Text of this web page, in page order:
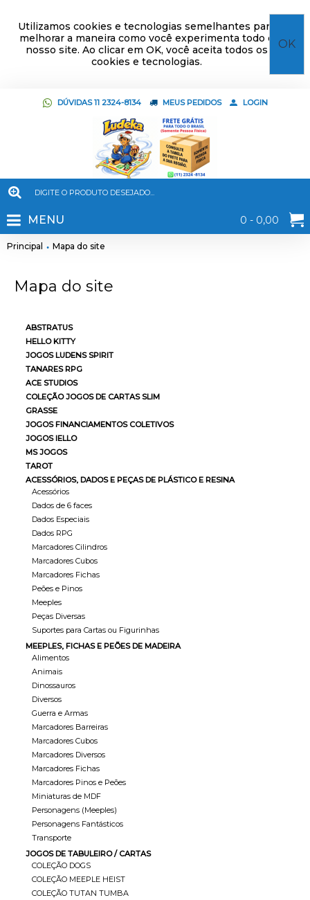
Utilizamos cookies e tecnologias semelhantes para
melhorar a maneira como você experimenta todo o
nosso site. Ao clicar em OK, você aceita todos os
cookies e tecnologias.
OK
DÚVIDAS 11 2324-8134 MEUS PEDIDOS LOGIN
0 - 0,00
MENU
Principal Mapa do site
Mapa do site
ABSTRATUS
HELLO KITTY
JOGOS LUDENS SPIRIT
TANARES RPG
ACE STUDIOS
COLEÇÃO JOGOS DE CARTAS SLIM
GRASSE
JOGOS FINANCIAMENTOS COLETIVOS
JOGOS IELLO
MS JOGOS
TAROT
ACESSÓRIOS, DADOS E PEÇAS DE PLÁSTICO E RESINA
Acessórios
Dados de 6 faces
Dados Especiais
Dados RPG
Marcadores Cilindros
Marcadores Cubos
Marcadores Fichas
Peões e Pinos
Meeples
Peças Diversas
Suportes para Cartas ou Figurinhas
MEEPLES, FICHAS E PEÕES DE MADEIRA
Alimentos
Animais
Dinossauros
Diversos
Guerra e Armas
Marcadores Barreiras
Marcadores Cubos
Marcadores Diversos
Marcadores Fichas
Marcadores Pinos e Peões
Miniaturas de MDF
Personagens (Meeples)
Personagens Fantásticos
Transporte
JOGOS DE TABULEIRO / CARTAS
COLEÇÃO DOGS
COLEÇÃO MEEPLE HEIST
COLEÇÃO TUTAN TUMBA